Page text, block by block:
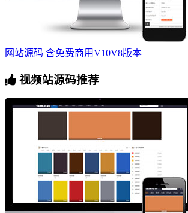
网站源码 含免费商用V10V8版本
视频站源码推荐